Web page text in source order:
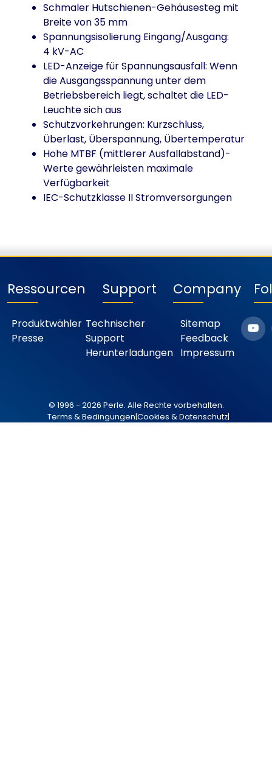
Schmaler Hutschienen-Gehäusesteg mit
Breite von 35 mm
Spannungsisolierung Eingang/Ausgang:
4 kV-AC
LED-Anzeige für Spannungsausfall: Wenn
die Ausgangsspannung unter dem
Betriebsbereich liegt, schaltet die LED-
Leuchte sich aus
Schutzvorkehrungen: Kurzschluss,
Überlast, Überspannung, Übertemperatur
Hohe MTBF (mittlerer Ausfallabstand)-
Werte gewährleisten maximale
Verfügbarkeit
IEC-Schutzklasse II Stromversorgungen
Ressourcen
Produktwähler
Presse
Support
Technischer
Support
Herunterladungen
Company
Sitemap
Feedback
Impressum
© 1996 - 2026 Perle. Alle Rechte vorbehalten.
Terms & Bedingungen|Cookies & Datenschutz|